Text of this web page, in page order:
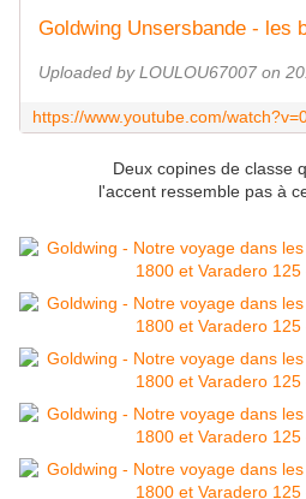
Uploaded by LOULOU67007 on
Deux copines de classe
l'accent ressemble pas à